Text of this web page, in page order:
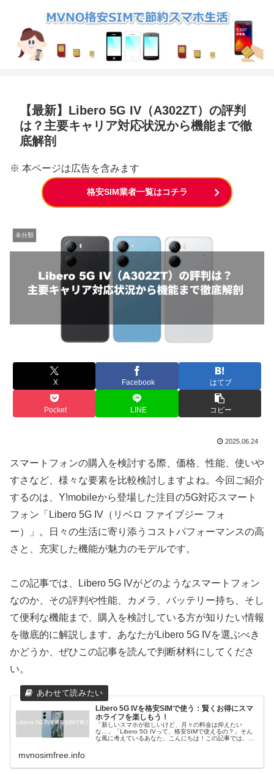
【最新】Libero 5G IV（A302ZT）の評判
は？主要キャリア対応状況から機能まで徹
底解剖
※ 本ページは広告を含みます
格安SIM業者一覧はコチラ
未分類
X Facebook はてブ
Pocket LINE コピー
2025.06.24
スマートフォンの購入を検討する際、価格、性能、使いや
すさなど、様々な要素を比較検討しますよね。今回ご紹介
するのは、Y!mobileから登場した注目の5G対応スマート
フォン「Libero 5G IV（リベロ ファイブジー フォ
ー）」。日々の生活に寄り添うコストパフォーマンスの高
さと、充実した機能が魅力のモデルです。
この記事では、Libero 5G IVがどのようなスマートフォン
なのか、その評判や性能、カメラ、バッテリー持ち、そし
て便利な機能まで、購入を検討している方が知りたい情報
を徹底的に解説します。あなたがLibero 5G IVを選ぶべき
かどうか、ぜひこの記事を読んで判断材料にしてくださ
い。
Libero 5G IVを格安SIMで使う：賢くお得にスマ
ホライフを楽しもう！
「新しいスマホが欲しいけど、月々の料金は抑えたい
な…」「Libero 5G IVって、格安SIMで使えるの？」そん
な風に考えているあなた、こんにちは！この記事では、
mvnosimfree.info